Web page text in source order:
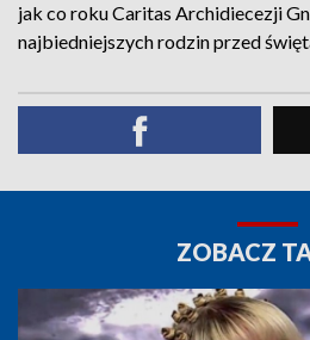
jak co roku Caritas Archidiecezji
najbiedniejszych rodzin przed
ZOBACZ